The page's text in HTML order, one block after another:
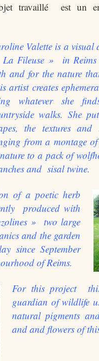
travaillé est un
Valette is a
Fileuse » in
and for the nature
artist creates
whatever she
walks. She
the textures
from a montage
to a pack of
and sisal twine.
of a poetic herb
produced with
» two large
and the garden
since September
of Reims.
For this project
guardian of wildlife
natural pigments
and and flowers of